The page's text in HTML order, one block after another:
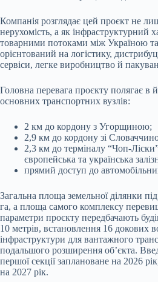
Компанія розглядає цей проєкт не
нерухомість, а як інфраструктурний
товарними потоками між Україною
орієнтований на логістику,
сервіси, легке виробництво й
Головна перевага проєкту полягає в
основних транспортних вузлів:
2 км до кордону з Угорщиною;
2,9 км до кордону зі
2,3 км до терміналу “Чоп-
європейська та українська
прямий доступ до
Загальна площа земельної ділянки
га, а площа самого комплексу
параметри проєкту передбачають
10 метрів, встановлення 16 докових
інфраструктури для вантажного
подальшого розширення об’єкта.
першої секції заплановане на 2026
на 2027 рік.